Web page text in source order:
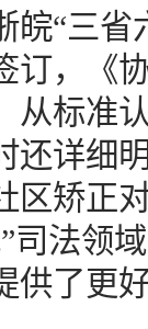
“三省
订，《
从标准
还详细
区矫正
司法领
供了更